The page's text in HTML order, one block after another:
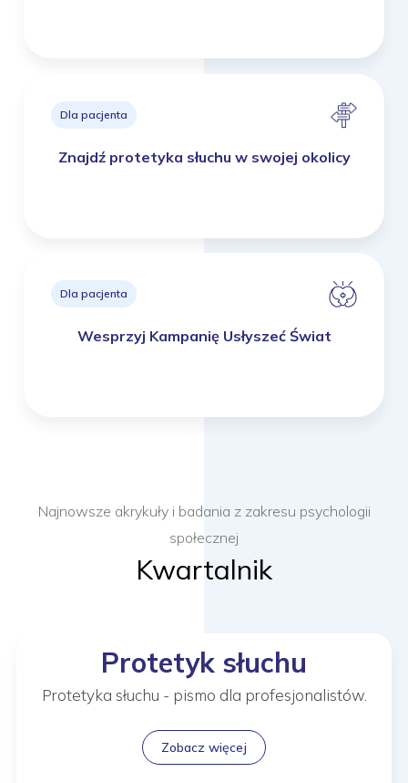
Dla pacjenta
Znajdź protetyka słuchu w swojej okolicy
Dla pacjenta
Wesprzyj Kampanię Usłyszeć Świat
Najnowsze akrykuły i badania z zakresu psychologii
społecznej
Kwartalnik
Protetyk słuchu
Protetyka słuchu - pismo dla profesjonalistów.
Zobacz więcej